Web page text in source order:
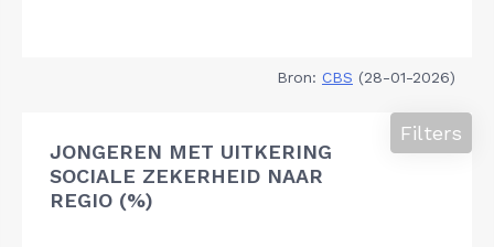
Bron: CBS (28-01-2026)
JONGEREN MET UITKERING
SOCIALE ZEKERHEID NAAR
REGIO (%)
Filters